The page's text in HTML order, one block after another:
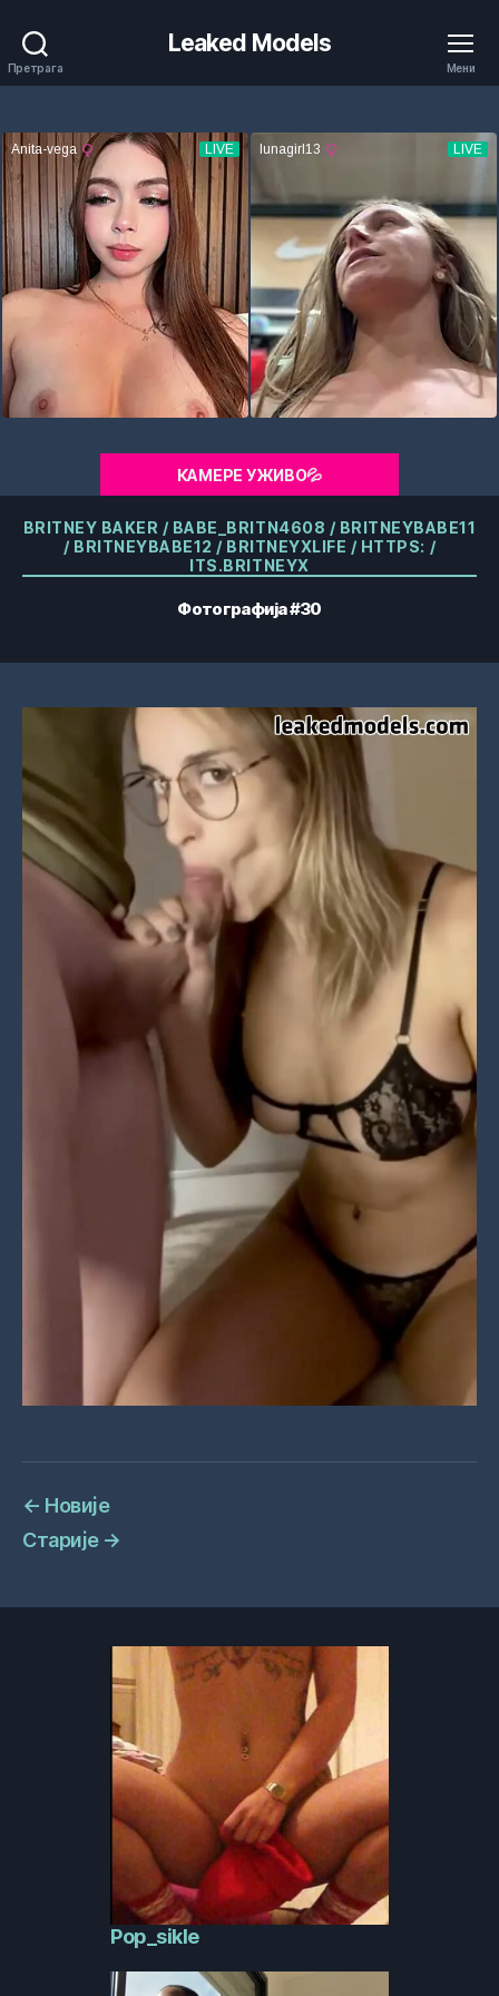
Претрага
Leaked Models
Мени
КАМЕРЕ УЖИВО💦
Категорије
BRITNEY BAKER / BABE_BRITN4608 / BRITNEYBABE11
/ BRITNEYBABE12 / BRITNEYXLIFE / HTTPS: /
ITS.BRITNEYX
Фотографија #30
← Новије
Старије →
Pop_sikle